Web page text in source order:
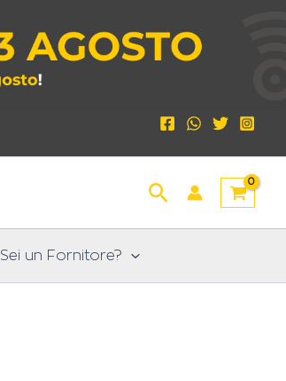
Cerca
Sei un Fornitore?